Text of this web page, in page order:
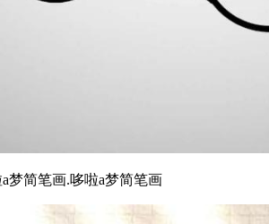
a梦简笔画.哆啦a梦简笔画